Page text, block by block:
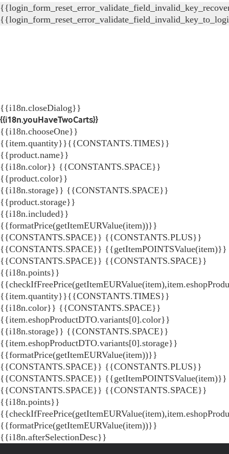
{{i18n.closeDialog}}
{{i18n.youHaveTwoCarts}}
{{i18n.chooseOne}}
{{item.quantity}}{{CONSTANTS.TIMES}}
{{product.name}}
{{i18n.color}} {{CONSTANTS.SPACE}}
{{product.color}}
{{i18n.storage}} {{CONSTANTS.SPACE}}
{{product.storage}}
{{i18n.included}}
{{formatPrice(getItemEURValue(item))}}
{{CONSTANTS.SPACE}} {{CONSTANTS.PLUS}}
{{CONSTANTS.SPACE}} {{getItemPOINTSValue(item)}}
{{CONSTANTS.SPACE}} {{CONSTANTS.SPACE}}
{{i18n.points}}
{{item.quantity}}{{CONSTANTS.TIMES}}
{{i18n.color}} {{CONSTANTS.SPACE}}
{{item.eshopProductDTO.variants[0].color}}
{{i18n.storage}} {{CONSTANTS.SPACE}}
{{item.eshopProductDTO.variants[0].storage}}
{{formatPrice(getItemEURValue(item))}}
{{CONSTANTS.SPACE}} {{CONSTANTS.PLUS}}
{{CONSTANTS.SPACE}} {{getItemPOINTSValue(item)}}
{{CONSTANTS.SPACE}} {{CONSTANTS.SPACE}}
{{i18n.points}}
{{formatPrice(getItemEURValue(item))}}
{{i18n.afterSelectionDesc}}